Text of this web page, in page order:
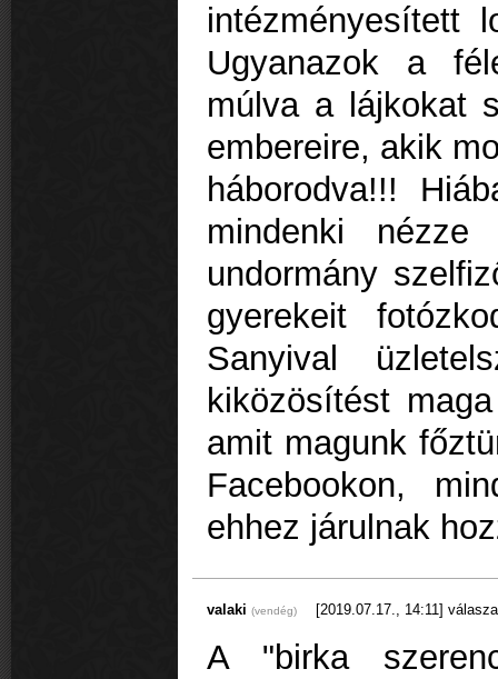
intézményesített
Ugyanazok a
múlva a lájkokat
embereire, akik
háborodva!!!
mindenki
undormány
gyerekeit
Sanyival
kiközösítést
amit magunk
Facebookon,
ehhez járulnak
valaki (vendég) [2019.07.17., 14:11]
A "birka